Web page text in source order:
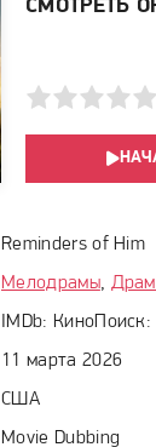
СМОТРЕТЬ
Reminders of Him
Мелодрамы,
IMDb: КиноПоиск:
11 марта 2026
США
Movie Dubbing